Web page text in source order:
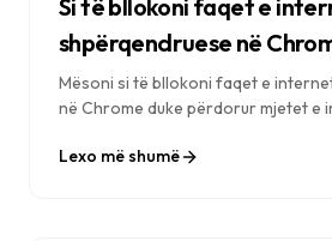
Si të bllokoni faqet e
shpërqendruese në
plotë
Mësoni si të bllokoni faqet e
në Chrome duke përdorur mjetet e
hapi për eliminimin e
Lexo më shumë